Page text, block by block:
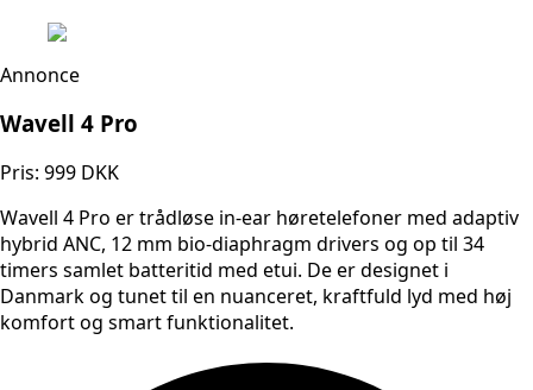
Annonce
Wavell 4 Pro
Pris: 999 DKK
Wavell 4 Pro er trådløse in-ear høretelefoner med adaptiv
hybrid ANC, 12 mm bio-diaphragm drivers og op til 34
timers samlet batteritid med etui. De er designet i
Danmark og tunet til en nuanceret, kraftfuld lyd med høj
komfort og smart funktionalitet.